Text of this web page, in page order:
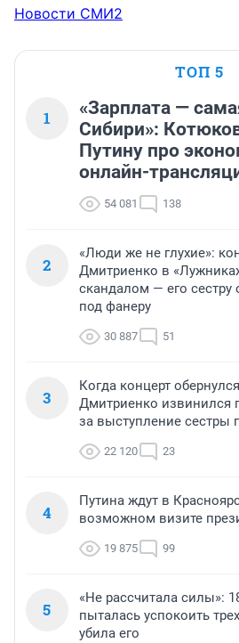
Новости СМИ2
ТОП 5
1
«Зарплата —
Сибири»:
Путину про
онлайн-
54 081 138
2
«Люди же не глухие»:
Дмитриенко в
скандалом — его
под фанеру
30 887 51
3
Когда концерт
Дмитриенко извинился
за выступление сестры
22 120 23
4
Путина ждут в
возможном визите
19 875 99
5
«Не рассчитала силы»:
пыталась успокоить
убила его